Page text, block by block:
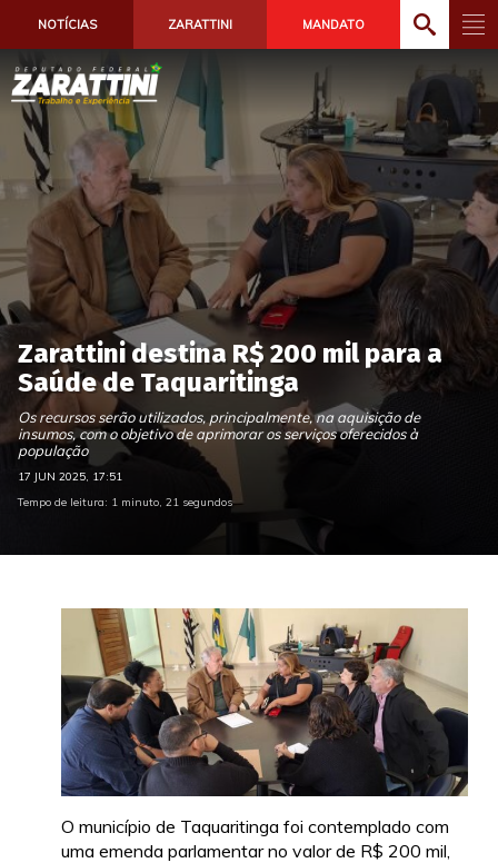
NOTÍCIAS ZARATTINI MANDATO
Zarattini destina R$ 200 mil para a
Saúde de Taquaritinga
Os recursos serão utilizados, principalmente, na aquisição de
insumos, com o objetivo de aprimorar os serviços oferecidos à
população
17 JUN 2025, 17:51
Tempo de leitura: 1 minuto, 21 segundos
O município de Taquaritinga foi contemplado com
uma emenda parlamentar no valor de R$ 200 mil,